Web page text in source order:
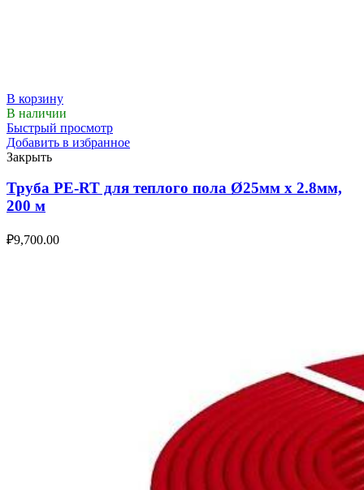
В корзину
В наличии
Быстрый просмотр
Добавить в избранное
Закрыть
Труба PE-RT для теплого пола Ø25мм х 2.8мм,
200 м
₽9,700.00